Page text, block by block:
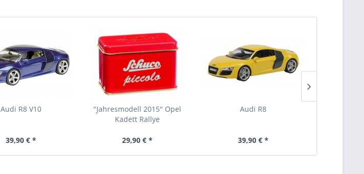
Audi R8 V10
39,90 € *
"Jahresmodell 2015" Opel
Kadett Rallye
29,90 € *
Audi R8
39,90 € *